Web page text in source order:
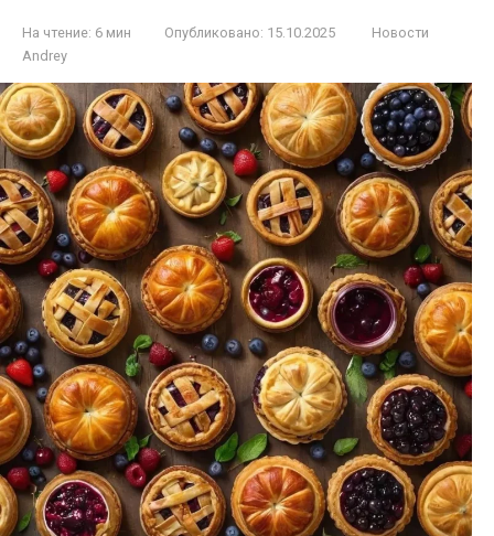
На чтение: 6 мин Опубликовано: 15.10.2025
Новости
Andrey